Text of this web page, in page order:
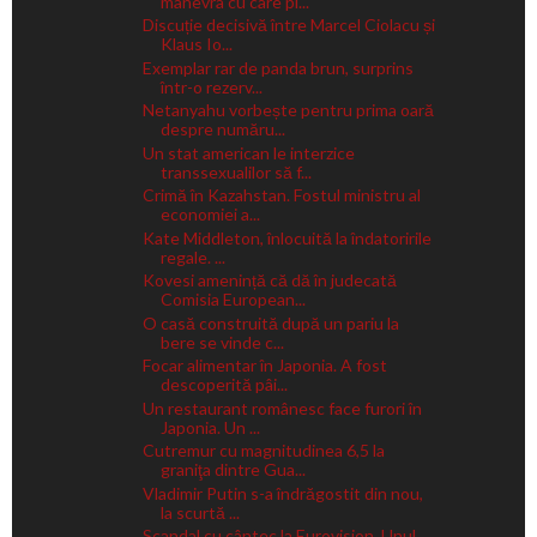
Discuție decisivă între Marcel Ciolacu și
Klaus Io...
Exemplar rar de panda brun, surprins
într-o rezerv...
Netanyahu vorbește pentru prima oară
despre număru...
Un stat american le interzice
transsexualilor să f...
Crimă în Kazahstan. Fostul ministru al
economiei a...
Kate Middleton, înlocuită la îndatoririle
regale. ...
Kovesi amenință că dă în judecată
Comisia European...
O casă construită după un pariu la
bere se vinde c...
Focar alimentar în Japonia. A fost
descoperită pâi...
Un restaurant românesc face furori în
Japonia. Un ...
Cutremur cu magnitudinea 6,5 la
graniţa dintre Gua...
Vladimir Putin s-a îndrăgostit din nou,
la scurtă ...